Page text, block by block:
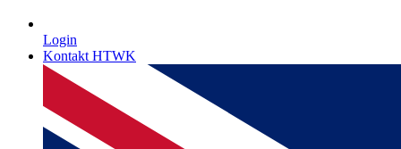
Login
Kontakt HTWK